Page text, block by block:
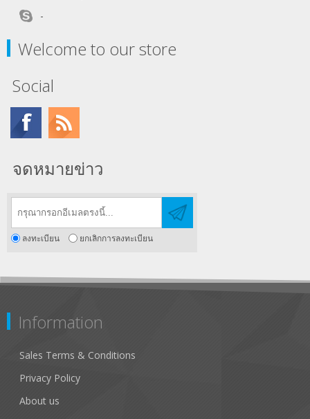
-
Welcome to our store
Social
จดหมายข่าว
ลงทะเบียน ยกเลิกการลงทะเบียน
Information
Sales Terms & Conditions
Privacy Policy
About us